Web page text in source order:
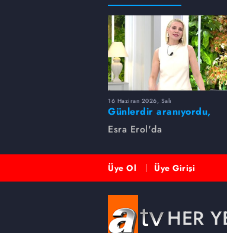
16 Haziran 2026, Salı
Günlerdir aranıyordu,
dakikalar içinde bulundu!
Esra Erol'da
Üye Ol Üye Girişi
HER